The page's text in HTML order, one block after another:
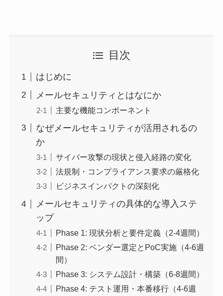
目次
はじめに
メールセキュリティとはなにか
主要な機能コンポーネント
なぜメールセキュリティが活用されるの
か
サイバー攻撃の現状と侵入経路の変化
法規制・コンプライアンス要求の厳格化
ビジネスインパクトの深刻化
メールセキュリティの具体的な導入ステ
ップ
Phase 1: 現状分析と要件定義（2-4週間）
Phase 2: ベンダー選定とPoC実施（4-6週
間）
Phase 3: システム設計・構築（6-8週間）
Phase 4: テスト運用・本番移行（4-6週